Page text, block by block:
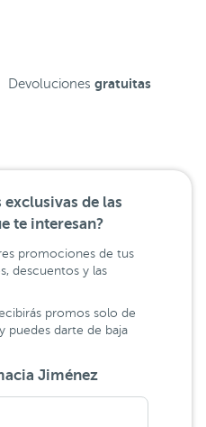
Devoluciones gratuitas
de las
te interesan?
promociones de tus
descuentos y las
promos solo de
puedes darte de baja
Jiménez